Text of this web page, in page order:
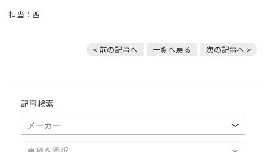
担当：西
< 前の記事へ 一覧へ戻る 次の記事へ >
記事検索